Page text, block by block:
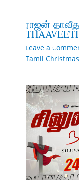
ராஜன்
Leave a
Tamil